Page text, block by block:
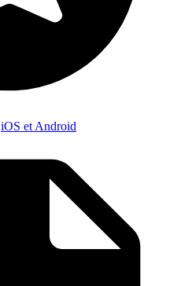
iOS et Android